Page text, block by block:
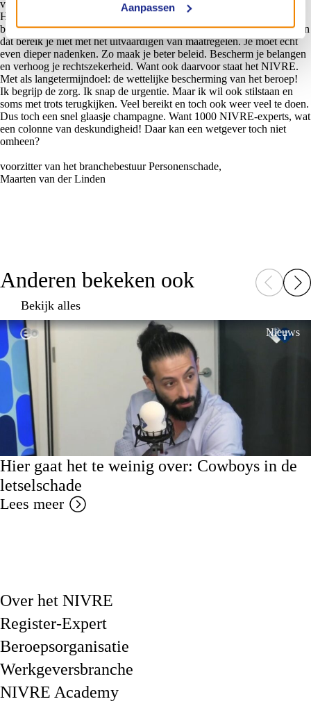
Aanpassen
voor branchebestuursleden.
Help ons! Alle speerpunten dit jaar zien toe op kwaliteit. Verhoging,
borging, bescherming, onderscheiding en verbetering van kwaliteit. En
dat bereik je niet met het uitvaardigen van maatregelen. Je moet echt
even dieper nadenken. Zo maak je beter beleid. Bescherm je belangen
en verhoog je rechtszekerheid. Want ook daarvoor staat het NIVRE.
Met als langetermijndoel: de wettelijke bescherming van het beroep!
Ik begrijp de zorg. Ik snap de urgentie. Maar ik wil ook stilstaan en
soms met trots terugkijken. Veel bereikt en toch ook weer veel te doen.
Dus toch een snel glaasje champagne. Want 1000 NIVRE-experts, wat
een colonne van deskundigheid! Daar kan een wetgever toch niet
omheen?
voorzitter van het branchebestuur Personenschade,
Maarten van der Linden
Anderen bekeken ook
Bekijk alles
Nieuws
Hier gaat het te weinig over: Cowboys in de
letselschade
Lees meer
Over het NIVRE
Register-Expert
Beroepsorganisatie
Werkgeversbranche
NIVRE Academy